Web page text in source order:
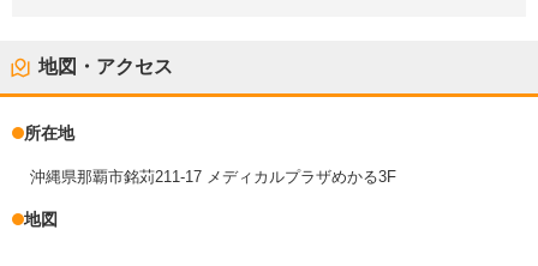
地図・アクセス
所在地
沖縄県那覇市銘苅211-17 メディカルプラザめかる3F
地図